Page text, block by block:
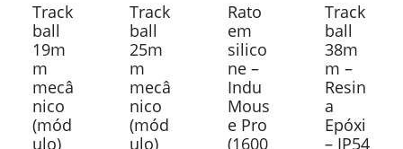
Track
ball
19m
m
mecâ
nico
(mód
ulo)
Track
ball
25m
m
mecâ
nico
(mód
ulo)
Rato
em
silico
ne –
Indu
Mous
e Pro
(1600
Track
ball
38m
m –
Resin
a
Epóxi
– IP54